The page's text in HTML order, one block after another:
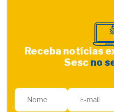
Receba notícias
Sesc no